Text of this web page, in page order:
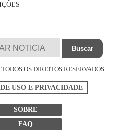
OS DIREITOS RESERVADOS
USO E PRIVACIDADE
SOBRE
FAQ